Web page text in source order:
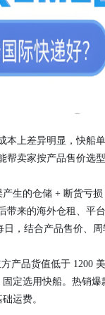
本上差异明显，快船
帮卖家按产品售价选
的仓储 + 断货亏损
带来的海外仓租、平
，结合产品售价、
品货值低于 1200
定选用快船。热销
运费。